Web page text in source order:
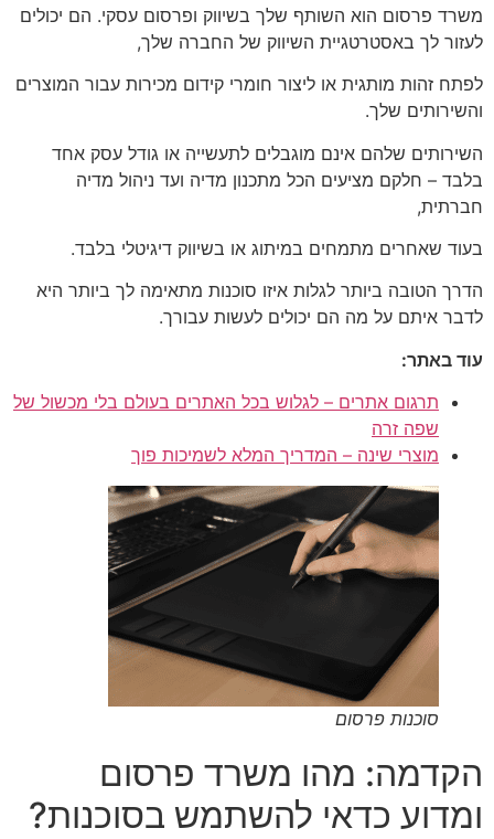
משרד פרסום הוא השותף שלך בשיווק ופרסום עסקי. הם יכולים
לעזור לך באסטרטגיית השיווק של החברה שלך,
לפתח זהות מותגית או ליצור חומרי קידום מכירות עבור המוצרים
והשירותים שלך.
השירותים שלהם אינם מוגבלים לתעשייה או גודל עסק אחד
בלבד – חלקם מציעים הכל מתכנון מדיה ועד ניהול מדיה
חברתית,
בעוד שאחרים מתמחים במיתוג או בשיווק דיגיטלי בלבד.
הדרך הטובה ביותר לגלות איזו סוכנות מתאימה לך ביותר היא
לדבר איתם על מה הם יכולים לעשות עבורך.
עוד באתר:
תרגום אתרים – לגלוש בכל האתרים בעולם בלי מכשול של
שפה זרה
מוצרי שינה – המדריך המלא לשמיכות פוך
סוכנות פרסום
הקדמה: מהו משרד פרסום
ומדוע כדאי להשתמש בסוכנות?